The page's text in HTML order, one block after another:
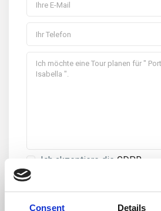
Consent Details
Ich akzeptiere dieGDPR